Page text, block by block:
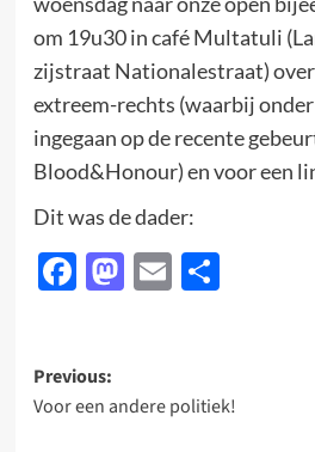
om 19u30 in café Multatuli
zijstraat Nationalestraat)
extreem-rechts (waarbij
ingegaan op de recente
Blood&Honour) en voor een
Dit was de dader:
Facebook
Mastodon
EmailDelen
Post
navigation
Previous:
Voor een andere politiek!